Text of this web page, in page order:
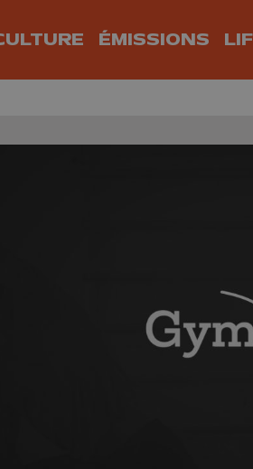
ÉMISSIONS